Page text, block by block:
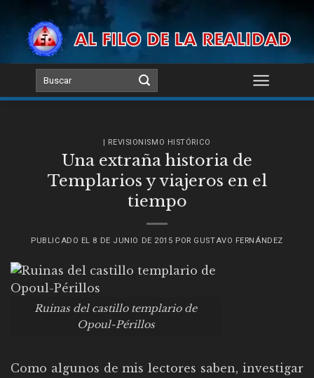
content
| REVISIONISMO HISTÓRICO
Una extraña historia de
Templarios y viajeros en el
tiempo
PUBLICADO EL 8 DE JUNIO DE 2015 POR GUSTAVO FERNÁNDEZ
Ruinas del castillo templario de
Opoul-Périllos
Como algunos de mis lectores saben, investigar